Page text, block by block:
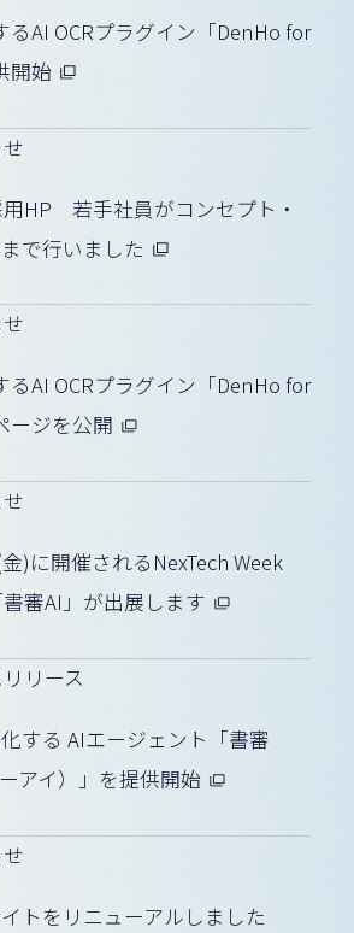
AI OCRプラグイン「DenHo for
開始
HP 若手社員がコンセプト・
で行いました
AI OCRプラグイン「DenHo for
ージを公開
)に開催されるNexTech Week
審AI」が出展します
リース
する AIエージェント「書審
アイ）」を提供開始
トをリニューアルしました